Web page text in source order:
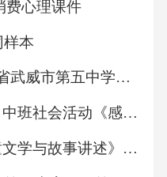
任何争议，双方应
成的，任何一方均
费心理课件
样本
2024-2025学年甘肃省武威市第五中学高三质量监测英语试题含解析
幼儿园获奖公开课：中班社会活动《感恩的花》课件
南昌交通学院《儿童文学与故事讲述》2023-2024学年第一学期期末试卷